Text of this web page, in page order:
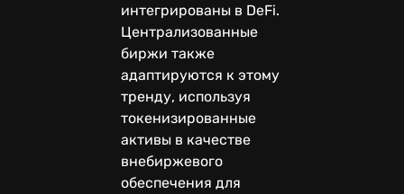
интегрированы в DeFi.
Централизованные
биржи также
адаптируются к этому
тренду, используя
токенизированные
активы в качестве
внебиржевого
обеспечения для